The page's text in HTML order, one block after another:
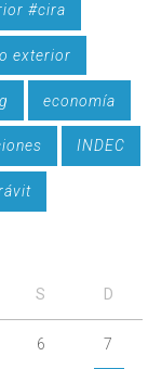
#cira
exterior
economía
INDEC
S D
6 7